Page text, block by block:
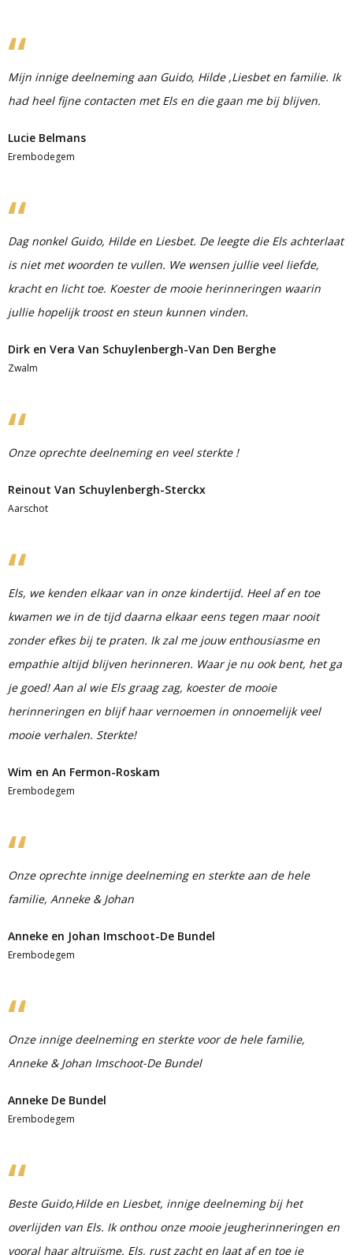
Mijn innige deelneming aan Guido, Hilde ,Liesbet en familie. Ik
had heel fijne contacten met Els en die gaan me bij blijven.
Lucie Belmans
Erembodegem
Dag nonkel Guido, Hilde en Liesbet. De leegte die Els achterlaat
is niet met woorden te vullen. We wensen jullie veel liefde,
kracht en licht toe. Koester de mooie herinneringen waarin
jullie hopelijk troost en steun kunnen vinden.
Dirk en Vera Van Schuylenbergh-Van Den Berghe
Zwalm
Onze oprechte deelneming en veel sterkte !
Reinout Van Schuylenbergh-Sterckx
Aarschot
Els, we kenden elkaar van in onze kindertijd. Heel af en toe
kwamen we in de tijd daarna elkaar eens tegen maar nooit
zonder efkes bij te praten. Ik zal me jouw enthousiasme en
empathie altijd blijven herinneren. Waar je nu ook bent, het ga
je goed! Aan al wie Els graag zag, koester de mooie
herinneringen en blijf haar vernoemen in onnoemelijk veel
mooie verhalen. Sterkte!
Wim en An Fermon-Roskam
Erembodegem
Onze oprechte innige deelneming en sterkte aan de hele
familie, Anneke & Johan
Anneke en Johan Imschoot-De Bundel
Erembodegem
Onze innige deelneming en sterkte voor de hele familie,
Anneke & Johan Imschoot-De Bundel
Anneke De Bundel
Erembodegem
Beste Guido,Hilde en Liesbet, innige deelneming bij het
overlijden van Els. Ik onthou onze mooie jeugherinneringen en
vooral haar altruïsme. Els, rust zacht en laat af en toe je